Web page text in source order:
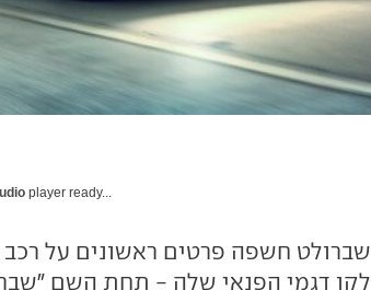
player ready...
שברולט חשפה פרטים ראשונים על
לקו דגמי הפנאי שלה - תחת השם